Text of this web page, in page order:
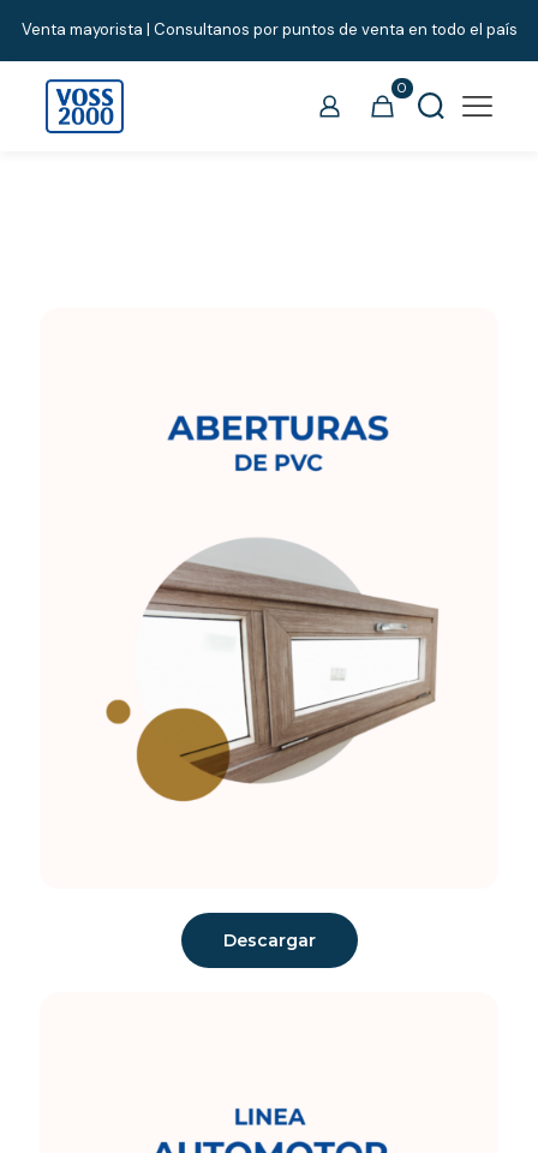
Venta mayorista | Consultanos por puntos de venta en todo el país
0
Descargar